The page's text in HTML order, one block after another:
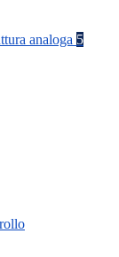
analoga 5